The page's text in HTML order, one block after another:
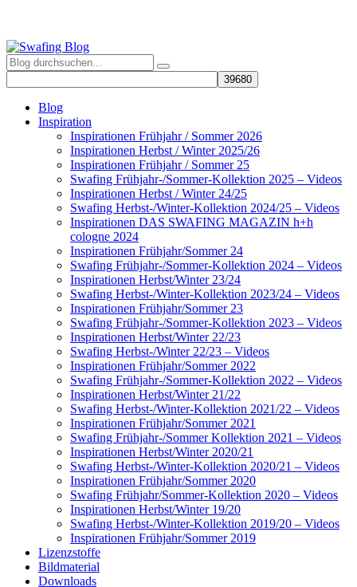
Blog
Inspiration
Inspirationen Frühjahr / Sommer 2026
Inspirationen Herbst / Winter 2025/26
Inspirationen Frühjahr / Sommer 25
Swafing Frühjahr-/Sommer-Kollektion 2025 – Videos
Inspirationen Herbst / Winter 24/25
Swafing Herbst-/Winter-Kollektion 2024/25 – Videos
Inspirationen DAS SWAFING MAGAZIN h+h
cologne 2024
Inspirationen Frühjahr/Sommer 24
Swafing Frühjahr-/Sommer-Kollektion 2024 – Videos
Inspirationen Herbst/Winter 23/24
Swafing Herbst-/Winter-Kollektion 2023/24 – Videos
Inspirationen Frühjahr/Sommer 23
Swafing Frühjahr-/Sommer-Kollektion 2023 – Videos
Inspirationen Herbst/Winter 22/23
Swafing Herbst-/Winter 22/23 – Videos
Inspirationen Frühjahr/Sommer 2022
Swafing Frühjahr-/Sommer-Kollektion 2022 – Videos
Inspirationen Herbst/Winter 21/22
Swafing Herbst-/Winter-Kollektion 2021/22 – Videos
Inspirationen Frühjahr/Sommer 2021
Swafing Frühjahr-/Sommer Kollektion 2021 – Videos
Inspirationen Herbst/Winter 2020/21
Swafing Herbst-/Winter-Kollektion 2020/21 – Videos
Inspirationen Frühjahr/Sommer 2020
Swafing Frühjahr/Sommer-Kollektion 2020 – Videos
Inspirationen Herbst/Winter 19/20
Swafing Herbst-/Winter-Kollektion 2019/20 – Videos
Inspirationen Frühjahr/Sommer 2019
Lizenzstoffe
Bildmaterial
Downloads